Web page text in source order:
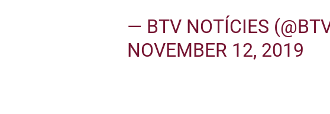
— BTV NOTÍCIES
NOVEMBER 12, 2019